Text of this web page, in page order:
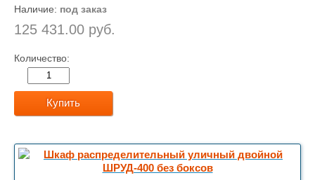
Наличие: под заказ
125 431.00 руб.
Количество:
Купить